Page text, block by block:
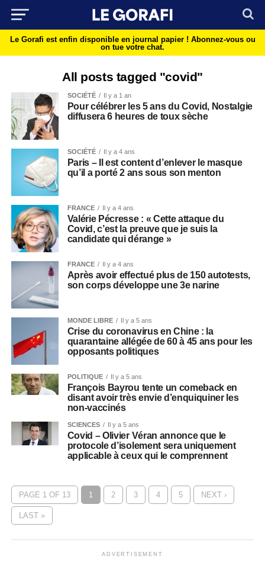
Le Gorafi est enfin disponible en journal papier ! Abonnez-vous ou
on tue votre chat.
All posts tagged "covid"
SOCIÉTÉ Il y a 1 an
Pour célébrer les 5 ans du Covid, Nostalgie
diffusera 6 heures de toux sèche
SOCIÉTÉ Il y a 4 ans
Paris – Il est content d’enlever le masque
qu’il a porté 2 ans sous son menton
FRANCE Il y a 4 ans
Valérie Pécresse : « Cette attaque du
Covid, c’est la preuve que je suis la
candidate qui dérange »
FRANCE Il y a 4 ans
Après avoir effectué plus de 150 autotests,
son corps développe une 3e narine
MONDE LIBRE Il y a 5 ans
Crise du coronavirus en Chine : la
quarantaine allégée de 60 à 45 ans pour les
opposants politiques
POLITIQUE Il y a 5 ans
François Bayrou tente un comeback en
disant avoir très envie d’enquiquiner les
non-vaccinés
SCIENCES Il y a 5 ans
Covid – Olivier Véran annonce que le
protocole d’isolement sera uniquement
applicable à ceux qui le comprennent
PAGE 1 OF 13 1 2 3 4 5 NEXT ›
LAST »
ADVERTISEMENT